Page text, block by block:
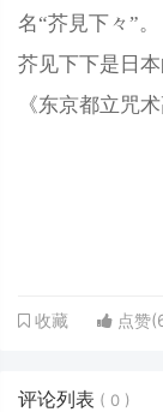
名“芥見下々 ”。
芥见下下是日
《东京都立咒
收藏 点赞(
评论列表 ( 0 )